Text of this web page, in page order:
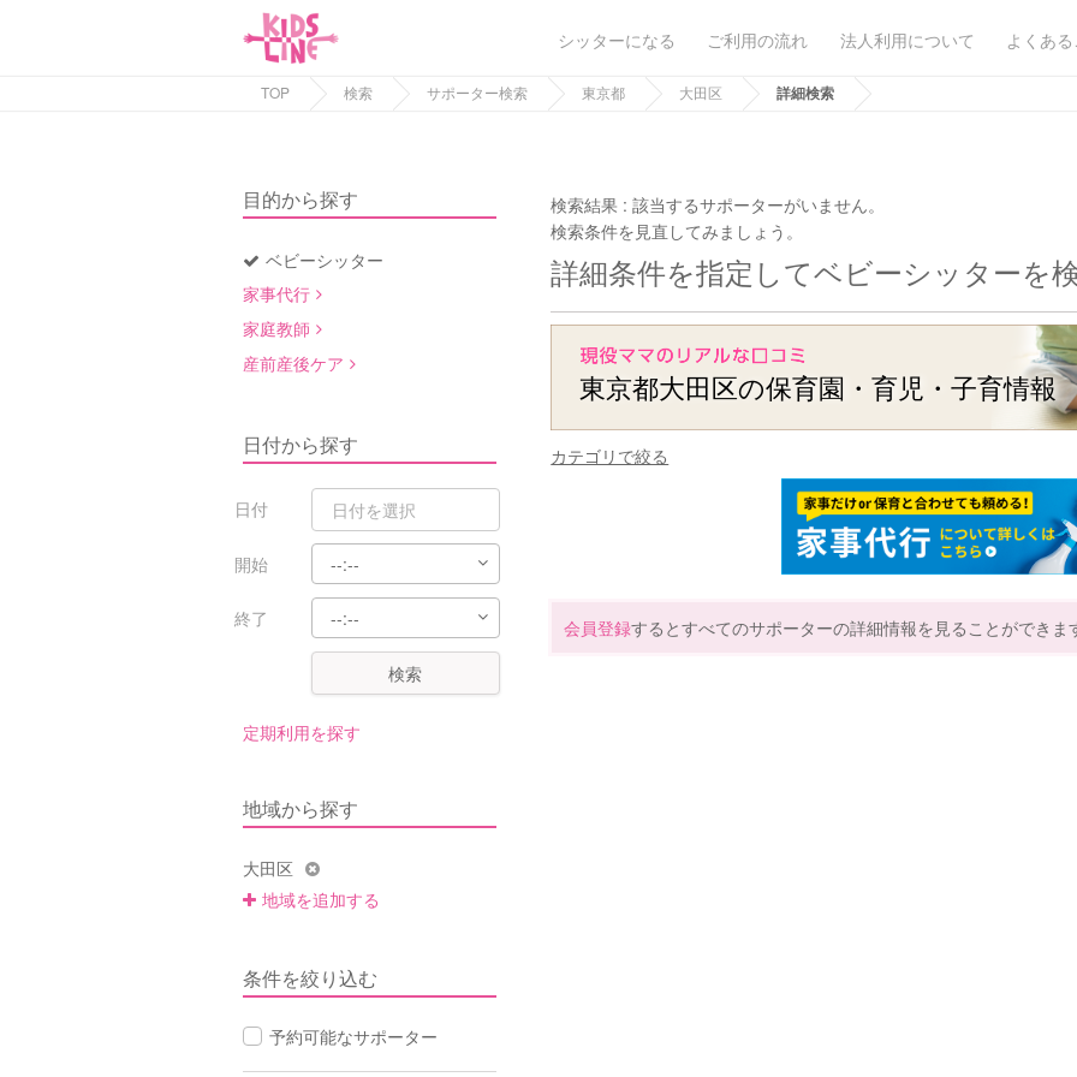
シッターになる ご利用の流れ 法人利用について よくあ
TOP 検索 サポーター検索 東京都 大田区 詳細検索
目的から探す
ベビーシッター
家事代行
家庭教師
産前産後ケア
日付から探す
日付
開始
終了
検索
定期利用を探す
地域から探す
大田区
地域を追加する
条件を絞り込む
予約可能なサポーター
検索結果 :該当するサポーターがいません。
検索条件を見直してみましょう。
詳細条件を指定してベビーシッターを
東京都大田区の保育園・育児・子育情報
カテゴリで絞る
会員登録するとすべてのサポーターの詳細情報を見ることができま